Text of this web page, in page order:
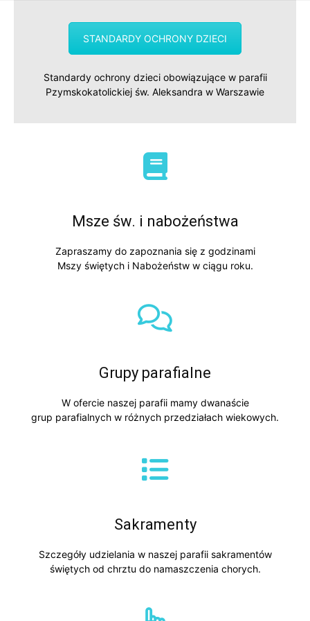
STANDARDY OCHRONY DZIECI
Standardy ochrony dzieci obowiązujące w parafii
Pzymskokatolickiej św. Aleksandra w Warszawie
Msze św. i nabożeństwa
Zapraszamy do zapoznania się z godzinami
Mszy świętych i Nabożeństw w ciągu roku.
Grupy parafialne
W ofercie naszej parafii mamy dwanaście
grup parafialnych w różnych przedziałach wiekowych.
Sakramenty
Szczegóły udzielania w naszej parafii sakramentów
świętych od chrztu do namaszczenia chorych.